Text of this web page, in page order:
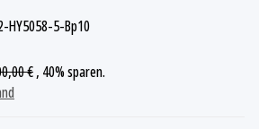
HY5058-5-Bp10
€, 40%sparen.